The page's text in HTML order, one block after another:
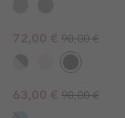
Sale price:
72,00 € Regular price:
90,00 €
Sale price:
63,00 € Regular price:
90,00 €